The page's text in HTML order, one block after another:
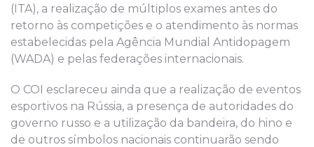
(ITA), a realização de múltiplos exames antes do
retorno às competições e o atendimento às normas
estabelecidas pela Agência Mundial Antidopagem
(WADA) e pelas federações internacionais.
O COI esclareceu ainda que a realização de eventos
esportivos na Rússia, a presença de autoridades do
governo russo e a utilização da bandeira, do hino e
de outros símbolos nacionais continuarão sendo